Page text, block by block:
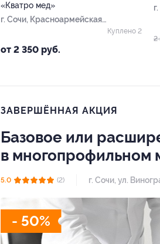
«Кватро мед»
г. Сочи, Красноармейская
от 2 350 руб.
Куплено 2
2
ЗАВЕРШЁННАЯ АКЦИЯ
Базовое или
в
5.0 (2) г. Сочи, ул.
- 50%